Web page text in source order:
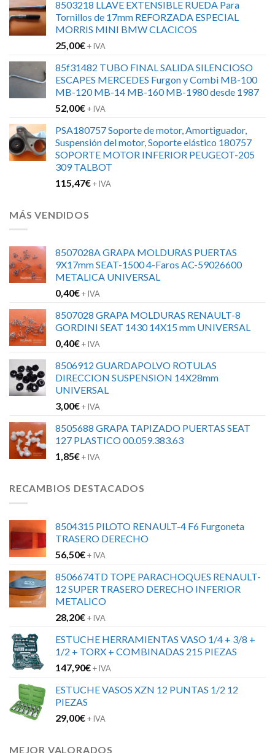
original
era:
152,00€.
actual
es:
120,00€.
8503218 LLAVE EXTENSIBLE RUEDA Para
Tornillos de 17mm REFORZADA ESPECIAL
MORRIS MINI BMW CLACICOS
25,00€+ IVA
85f31482 TUBO FINAL SALIDA SILENCIOSO
ESCAPES MERCEDES Furgon y Combi MB-100
MB-120 MB-14 MB-160 MB-1980 desde 1987
52,00€+ IVA
PSA180757 Soporte de motor, Amortiguador,
Suspensión del motor, Soporte elástico 180757
SOPORTE MOTOR INFERIOR PEUGEOT-205
309 TALBOT
115,47€+ IVA
MÁS VENDIDOS
8507028A GRAPA MOLDURAS PUERTAS
9X17mm SEAT-1500 4-Faros AC-59026600
METALICA UNIVERSAL
0,40€+ IVA
8507028 GRAPA MOLDURAS RENAULT-8
GORDINI SEAT 1430 14X15 mm UNIVERSAL
0,40€+ IVA
8506912 GUARDAPOLVO ROTULAS
DIRECCION SUSPENSION 14X28mm
UNIVERSAL
3,00€+ IVA
8505688 GRAPA TAPIZADO PUERTAS SEAT
127 PLASTICO 00.059.383.63
1,85€+ IVA
RECAMBIOS DESTACADOS
8504315 PILOTO RENAULT-4 F6 Furgoneta
TRASERO DERECHO
56,50€+ IVA
8506674TD TOPE PARACHOQUES RENAULT-
12 SUPER TRASERO DERECHO INFERIOR
METALICO
28,20€+ IVA
ESTUCHE HERRAMIENTAS VASO 1/4 + 3/8 +
1/2 + TORX + COMBINADAS 215 PIEZAS
147,90€+ IVA
ESTUCHE VASOS XZN 12 PUNTAS 1/2 12
PIEZAS
29,00€+ IVA
MEJOR VALORADOS